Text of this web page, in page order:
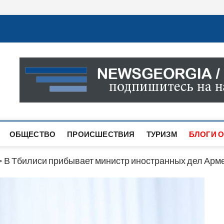
Новости Грузии
САМАЯ АКТУАЛЬНАЯ ИНФОРМАЦИЯ О СОБЫТИЯХ
САЙТЕ ВЫ НАЙДЕТЕ НОВОСТИ ПОЛИТИКИ,
ОБЩЕСТВО ПРОИСШЕСТВИЯ ТУРИЗМ БЛОГИ
В Тбилиси прибывает министр иностранных дел